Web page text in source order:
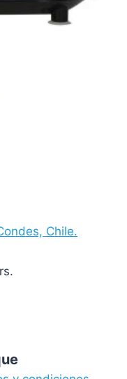
Chile.